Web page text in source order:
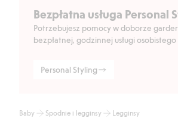
Bezpłatna usługa Personal
Potrzebujesz pomocy w doborze
bezpłatnej, godzinnej usługi
Personal Styling
Baby Spodnie i legginsy Legginsy